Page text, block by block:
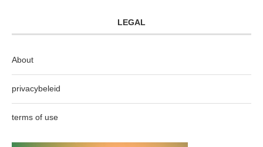
LEGAL
About
privacybeleid
terms of use